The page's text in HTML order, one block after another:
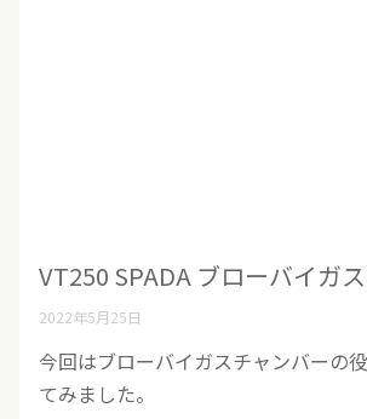
VT250 SPADA ブローバイガ
2022年5月25日
今回はブローバイガスチャンバーの
てみました。